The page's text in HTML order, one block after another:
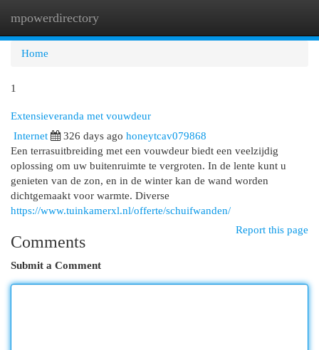
mpowerdirectory
Home
1
Extensieveranda met vouwdeur
Internet
326 days ago honeytcav079868
Een terrasuitbreiding met een vouwdeur biedt een veelzijdig
oplossing om uw buitenruimte te vergroten. In de lente kunt u
genieten van de zon, en in de winter kan de wand worden
dichtgemaakt voor warmte. Diverse
https://www.tuinkamerxl.nl/offerte/schuifwanden/
Report this page
Comments
Submit a Comment